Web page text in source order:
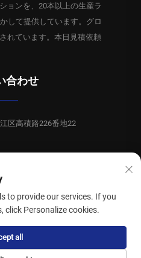
ョンを、20本以上の生産ラ
して提供しています。グロ
れています。本日見積依頼
合わせ
区高積路226番地22
限公司。全著作権所有。 プライバシー
シー
to provide our services. If you
click Personalize cookies.
all